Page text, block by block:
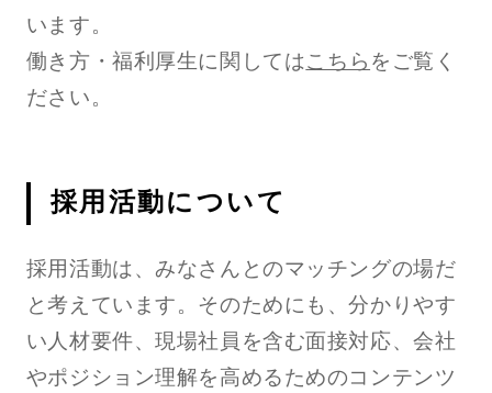
います。
働き方・福利厚生に関してはこちら をご覧く
ださい。
採用活動について
採用活動は、みなさんとのマッチングの場だ
と考えています。そのためにも、分かりやす
い人材要件、現場社員を含む面接対応、会社
やポジション理解を高めるためのコンテンツ